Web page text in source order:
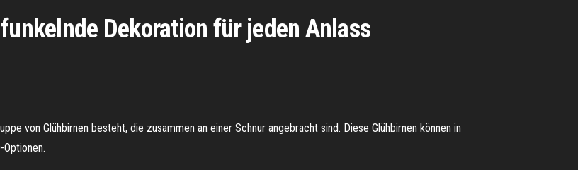
Dekoration für jeden Anlass
von Glühbirnen besteht, die zusammen an einer Schnur angebracht sind. Diese Glühbirnen können in